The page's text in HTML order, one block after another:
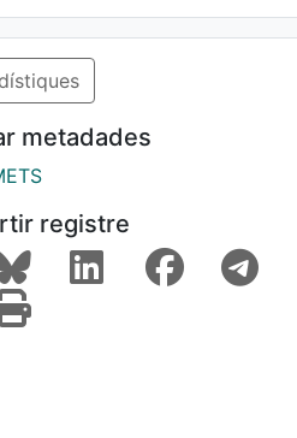
metadades
registre